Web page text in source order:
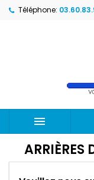
Téléphone:

ARRIÈRES